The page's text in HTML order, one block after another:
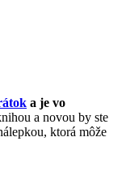
a je vo
a novou by ste
ktorá môže